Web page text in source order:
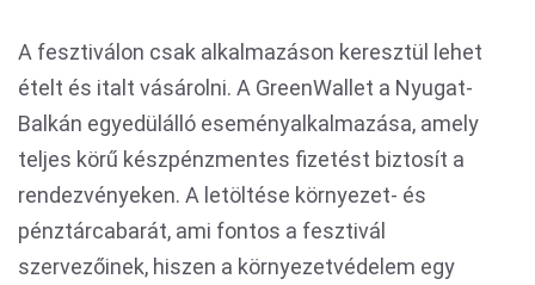
A fesztiválon csak alkalmazáson keresztül lehet
ételt és italt vásárolni. A GreenWallet a Nyugat-
Balkán egyedülálló eseményalkalmazása, amely
teljes körű készpénzmentes fizetést biztosít a
rendezvényeken. A letöltése környezet- és
pénztárcabarát, ami fontos a fesztivál
szervezőinek, hiszen a környezetvédelem egy